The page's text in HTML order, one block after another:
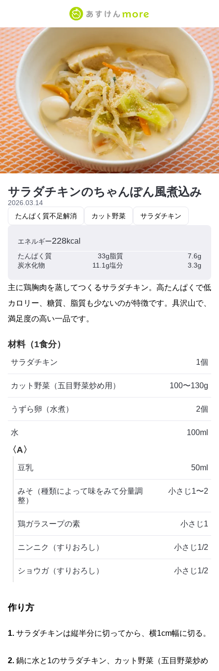
サラダチキンのちゃんぽん風煮込み
2026.03.14
たんぱく質不足解消
カット野菜 サラダチキン
エネルギー228kcal
たんぱく質 33g脂質
7.6g
炭水化物
11.1g塩分 3.3g
主に鶏胸肉を蒸してつくるサラダチキン。高たんぱくで低
カロリー、糖質、脂質も少ないのが特徴です。具沢山で、
満足度の高い一品です。
材料（1食分）
サラダチキン 1個
カット野菜（五目野菜炒め用） 100〜130g
うずら卵（水煮） 2個
水 100ml
〈A〉
豆乳 50ml
みそ（種類によって味をみて分量調
整）
小さじ1〜2
鶏ガラスープの素 小さじ1
ニンニク（すりおろし） 小さじ1/2
ショウガ（すりおろし） 小さじ1/2
作り方
1. サラダチキンは縦半分に切ってから、横1cm幅に切る。
2. 鍋に水と1のサラダチキン、カット野菜（五目野菜炒め